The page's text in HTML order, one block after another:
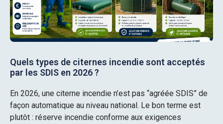
Quels types de citernes incendie sont acceptés
par les SDIS en 2026 ?
En 2026, une citerne incendie n’est pas “agréée SDIS” de
façon automatique au niveau national. Le bon terme est
plutôt : réserve incendie conforme aux exigences